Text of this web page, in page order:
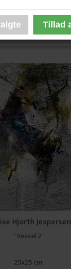
Hjorth Jespersen
"Vessel 2"
25x25 cm.